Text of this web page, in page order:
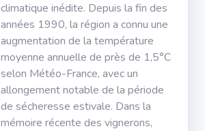
climatique inédite. Depuis la fin des
années 1990, la région a connu une
augmentation de la température
moyenne annuelle de près de 1,5°C
selon Météo-France, avec un
allongement notable de la période
de sécheresse estivale. Dans la
mémoire récente des vignerons,